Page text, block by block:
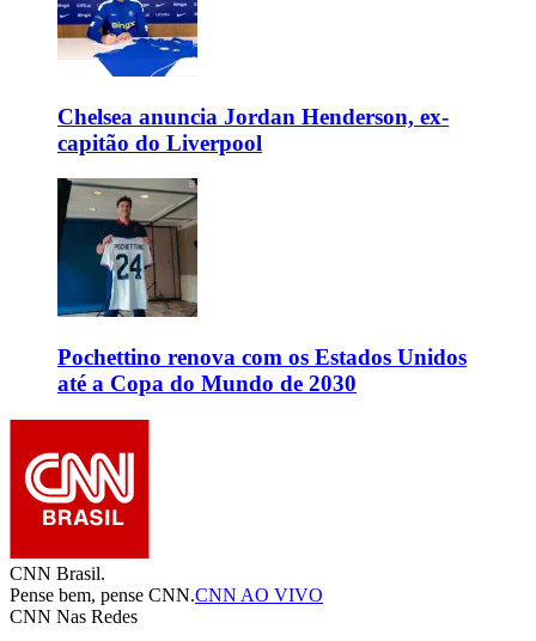
Chelsea anuncia Jordan Henderson, ex-
capitão do Liverpool
Pochettino renova com os Estados Unidos
até a Copa do Mundo de 2030
CNN Brasil.
Pense bem, pense CNN.CNN AO VIVO
CNN Nas Redes